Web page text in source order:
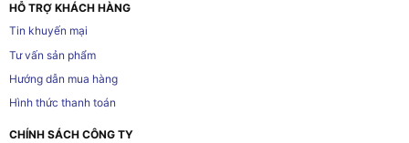
HỖ TRỢ KHÁCH HÀNG
Tin khuyến mại
Tư vấn sản phẩm
Hướng dẫn mua hàng
Hình thức thanh toán
CHÍNH SÁCH CÔNG TY